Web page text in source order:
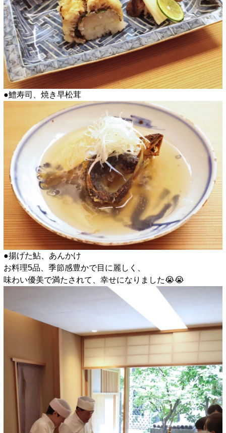
●鱧寿司、焼き早松茸
●揚げた鮎、あんかけ
お料理5品、季節感豊かで目に麗しく、
味わい優美で満たされて、幸せになりました😭😭